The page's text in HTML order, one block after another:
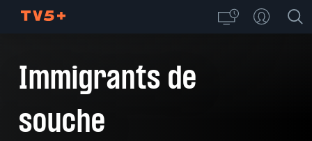
Immigrants de
souche